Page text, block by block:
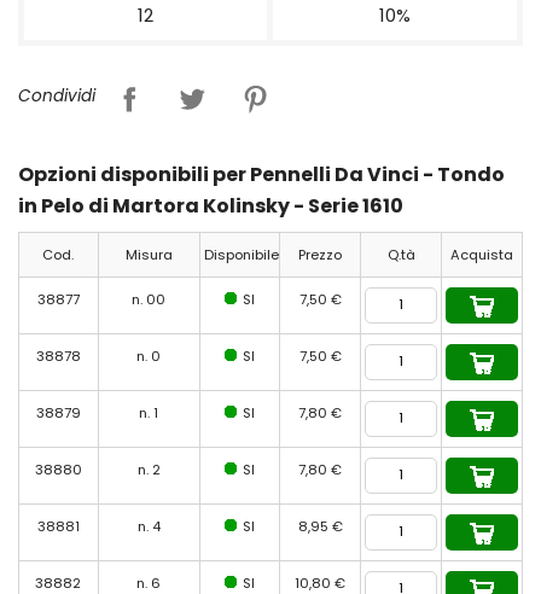
12 10%
Condividi
Opzioni disponibili per Pennelli Da Vinci - Tondo
in Pelo di Martora Kolinsky - Serie 1610
Cod. Misura Disponibile Prezzo Q.tà Acquista
38877 n. 00 SI 7,50 €
38878 n. 0 SI 7,50 €
38879 n. 1 SI 7,80 €
38880 n. 2 SI 7,80 €
38881 n. 4 SI 8,95 €
38882 n. 6 SI 10,80 €